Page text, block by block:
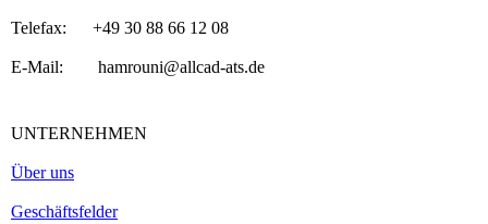
Telefax: +49 30 88 66 12 08
E-Mail: hamrouni@allcad-ats.de
UNTERNEHMEN
Über uns
Geschäftsfelder